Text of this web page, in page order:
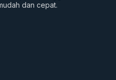
dan cepat.